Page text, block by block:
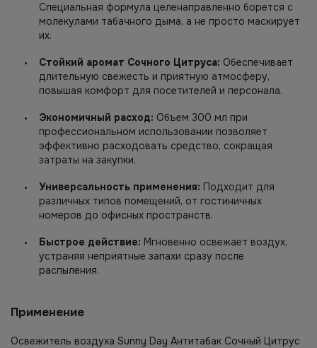
Специальная формула целенаправленно борется с
молекулами табачного дыма, а не просто маскирует
их.
Стойкий аромат Сочного Цитруса: Обеспечивает
длительную свежесть и приятную атмосферу,
повышая комфорт для посетителей и персонала.
Экономичный расход: Объем 300 мл при
профессиональном использовании позволяет
эффективно расходовать средство, сокращая
затраты на закупки.
Универсальность применения: Подходит для
различных типов помещений, от гостиничных
номеров до офисных пространств.
Быстрое действие: Мгновенно освежает воздух,
устраняя неприятные запахи сразу после
распыления.
Применение
Освежитель воздуха Sunny Day Антитабак Сочный Цитрус